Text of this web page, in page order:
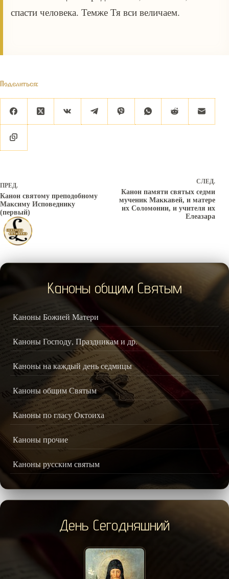
спасти человека. Темже Тя вси величаем.
Поделиться:
ПРЕД.
Канон святому преподобному
Максиму Исповеднику
(первый)
СЛЕД.
Канон памяти святых седми
мученик Маккавей, и матере
их Соломонии, и учителя их
Елеазара
Каноны общим Святым
Каноны Божией Матери
Каноны Господу, Праздникам и др.
Каноны на каждый день седмицы
Каноны общим Святым
Каноны по гласу Октоиха
Каноны прочие
Каноны русским святым
День Сегодняшний